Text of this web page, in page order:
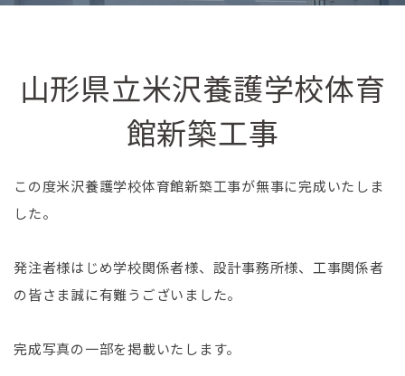
山形県立米沢養護学校体育
館新築工事
この度米沢養護学校体育館新築工事が無事に完成いたしま
した。
発注者様はじめ学校関係者様、設計事務所様、工事関係者
の皆さま誠に有難うございました。
完成写真の一部を掲載いたします。